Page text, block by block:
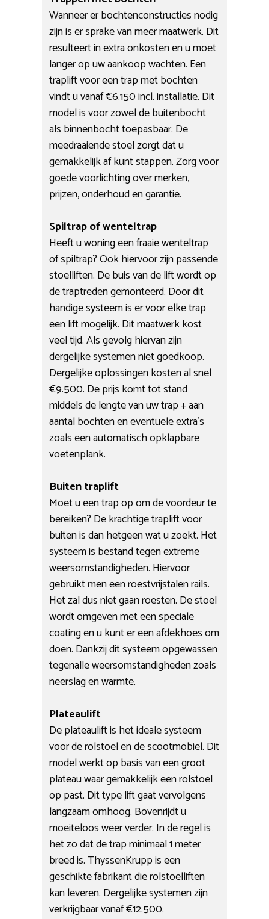
Wanneer er bochtenconstructies nodig
zijn is er sprake van meer maatwerk. Dit
resulteert in extra onkosten en u moet
langer op uw aankoop wachten. Een
traplift voor een trap met bochten
vindt u vanaf €6.150 incl. installatie. Dit
model is voor zowel de buitenbocht
als binnenbocht toepasbaar. De
meedraaiende stoel zorgt dat u
gemakkelijk af kunt stappen. Zorg voor
goede voorlichting over merken,
prijzen, onderhoud en garantie.
Spiltrap of wenteltrap
Heeft u woning een fraaie wenteltrap
of spiltrap? Ook hiervoor zijn passende
stoelliften. De buis van de lift wordt op
de traptreden gemonteerd. Door dit
handige systeem is er voor elke trap
een lift mogelijk. Dit maatwerk kost
veel tijd. Als gevolg hiervan zijn
dergelijke systemen niet goedkoop.
Dergelijke oplossingen kosten al snel
€9.500. De prijs komt tot stand
middels de lengte van uw trap + aan
aantal bochten en eventuele extra’s
zoals een automatisch opklapbare
voetenplank.
Buiten traplift
Moet u een trap op om de voordeur te
bereiken? De krachtige traplift voor
buiten is dan hetgeen wat u zoekt. Het
systeem is bestand tegen extreme
weersomstandigheden. Hiervoor
gebruikt men een roestvrijstalen rails.
Het zal dus niet gaan roesten. De stoel
wordt omgeven met een speciale
coating en u kunt er een afdekhoes om
doen. Dankzij dit systeem opgewassen
tegenalle weersomstandigheden zoals
neerslag en warmte.
Plateaulift
De plateaulift is het ideale systeem
voor de rolstoel en de scootmobiel. Dit
model werkt op basis van een groot
plateau waar gemakkelijk een rolstoel
op past. Dit type lift gaat vervolgens
langzaam omhoog. Bovenrijdt u
moeiteloos weer verder. In de regel is
het zo dat de trap minimaal 1 meter
breed is. ThyssenKrupp is een
geschikte fabrikant die rolstoelliften
kan leveren. Dergelijke systemen zijn
verkrijgbaar vanaf €12.500.